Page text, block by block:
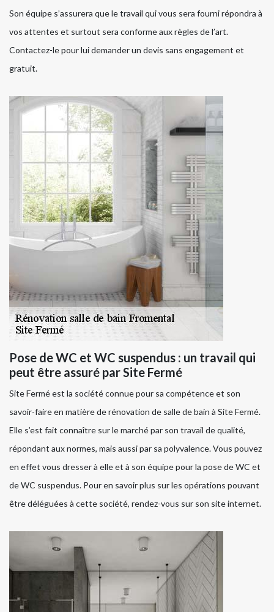
Son équipe s’assurera que le travail qui vous sera fourni répondra à
vos attentes et surtout sera conforme aux règles de l’art.
Contactez-le pour lui demander un devis sans engagement et
gratuit.
Pose de WC et WC suspendus : un travail qui
peut être assuré par Site Fermé
Site Fermé est la société connue pour sa compétence et son
savoir-faire en matière de rénovation de salle de bain à Site Fermé.
Elle s’est fait connaître sur le marché par son travail de qualité,
répondant aux normes, mais aussi par sa polyvalence. Vous pouvez
en effet vous dresser à elle et à son équipe pour la pose de WC et
de WC suspendus. Pour en savoir plus sur les opérations pouvant
être déléguées à cette société, rendez-vous sur son site internet.